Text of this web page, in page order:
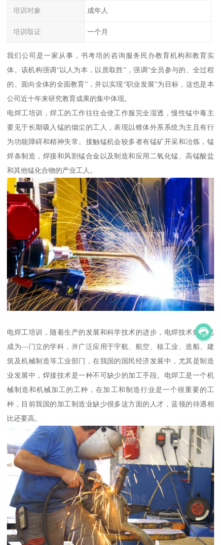
培训对象 成年人
培训取证 一个月
我们公司是一家从事，书考培的咨询服务民办教育机构和教育实
体。该机构强调“以人为本，以质取胜”，强调“全员参与的、全过程
的、面向全体的全面教育”，并以实现“职业发展”为目标，这也是本
公司近十年来研究教育成果的集中体现。
电焊工培训，焊工的工作往往会使工作服完全湿透，慢性锰中毒主
要见于长期吸入锰的烟尘的工人，表现以锥体外系系统为主且有行
为功能障碍和精神失常。接触锰机会较多者有锰矿开采和冶炼，锰
焊条制造，焊接和风割锰合金以及制造和应用二氧化锰、高锰酸盐
和其他锰化合物的产业工人。
电焊工培训，随着生产的发展和科学技术的进步，电焊技术焊接已
成为—门立的学科，并广泛应用于宇航、航空、核工业、造船、建
筑及机械制造等工业部门，在我国的国民经济发展中，尤其是制造
业发展中，焊接技术是一种不可缺少的加工手段。电焊工是一个机
械制造和机械加工的工种，在加工和制造行业是一个很重要的工
种，目前我国的加工制造业缺少很多这方面的人才，蓝领的待遇相
比还要高。